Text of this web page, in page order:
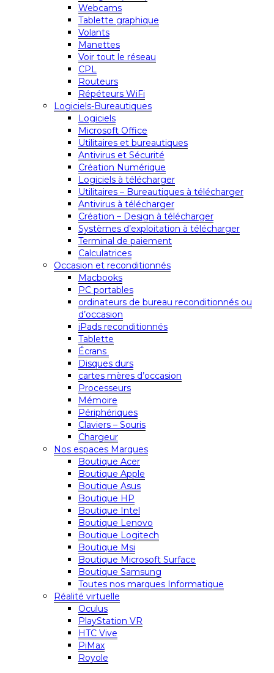
Webcams
Tablette graphique
Volants
Manettes
Voir tout le réseau
CPL
Routeurs
Répéteurs WiFi
Logiciels-Bureautiques
Logiciels
Microsoft Office
Utilitaires et bureautiques
Antivirus et Sécurité
Création Numérique
Logiciels à télécharger
Utilitaires – Bureautiques à télécharger
Antivirus à télécharger
Création – Design à télécharger
Systèmes d’exploitation à télécharger
Terminal de paiement
Calculatrices
Occasion et reconditionnés
Macbooks
PC portables
ordinateurs de bureau reconditionnés ou
d’occasion
iPads reconditionnés
Tablette
Écrans
Disques durs
cartes mères d’occasion
Processeurs
Mémoire
Périphériques
Claviers – Souris
Chargeur
Nos espaces Marques
Boutique Acer
Boutique Apple
Boutique Asus
Boutique HP
Boutique Intel
Boutique Lenovo
Boutique Logitech
Boutique Msi
Boutique Microsoft Surface
Boutique Samsung
Toutes nos marques Informatique
Réalité virtuelle
Oculus
PlayStation VR
HTC Vive
PiMax
Royole